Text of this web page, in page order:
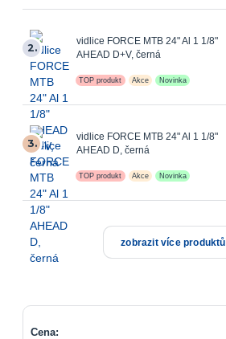
2.
vidlice FORCE MTB 24" Al 1 1/8"
AHEAD D+V, černá
TOP produkt Akce Novinka
3.
vidlice FORCE MTB 24" Al 1 1/8"
AHEAD D, černá
TOP produkt Akce Novinka
zobrazit více produktů
Cena: